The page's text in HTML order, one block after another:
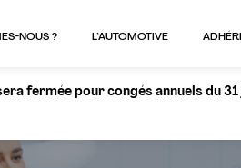
NOUS ? L’AUTOMOTIVE
fermée pour congés annuels du